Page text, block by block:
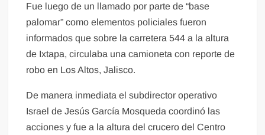
Fue luego de un llamado por parte de “base
palomar” como elementos policiales fueron
informados que sobre la carretera 544 a la altura
de Ixtapa, circulaba una camioneta con reporte de
robo en Los Altos, Jalisco.
De manera inmediata el subdirector operativo
Israel de Jesús García Mosqueda coordinó las
acciones y fue a la altura del crucero del Centro